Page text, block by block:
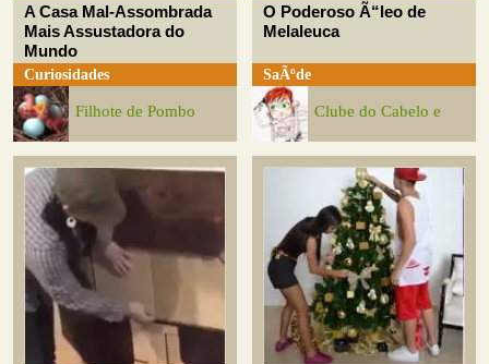
A Casa Mal-Assombrada
Mais Assustadora do
Mundo
Curiosidades
Filhote de Pombo
O Poderoso Ã“leo de
Melaleuca
SaÃºde
Clube do Cabelo e